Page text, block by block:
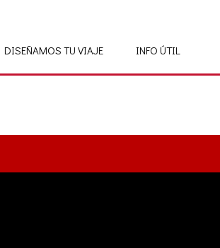
DISEÑAMOS TU VIAJE INFO ÚTIL